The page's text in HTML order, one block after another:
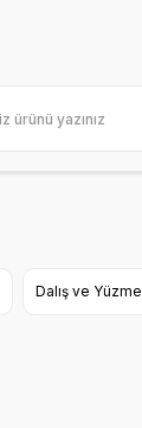
Dalış ve Yüzme